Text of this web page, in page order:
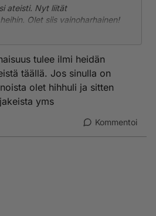
ateisti. Nyt liität
Olet siis vainoharhainen!
ateismiin...tulee ilmi heidän
täällä. Jos sinulla on
olet hihhuli ja sitten
yms
Kommentoi